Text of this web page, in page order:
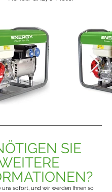
SIE
uns sofort, und wir werden Ihnen so